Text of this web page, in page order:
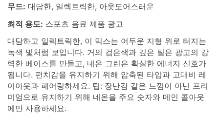
무드: 대담한, 일렉트릭한, 아웃도어스러운
최적 용도: 스포츠 음료 제품 광고
대담하고 일렉트릭한, 이 믹스는 어두운 지형 위로 터지는
녹색 빛처럼 보입니다. 거의 검은색과 깊은 틸은 광고의 강
력한 베이스를 만들고, 네온 그린은 확실한 에너지 신호가
됩니다. 펀치감을 유지하기 위해 압축된 타입과 고대비 레
이아웃과 페어링하세요. 팁: 장난감 같은 느낌이 아닌 프리
미엄으로 유지하기 위해 네온을 주요 숫자와 메인 콜아웃
에만 사용하세요.